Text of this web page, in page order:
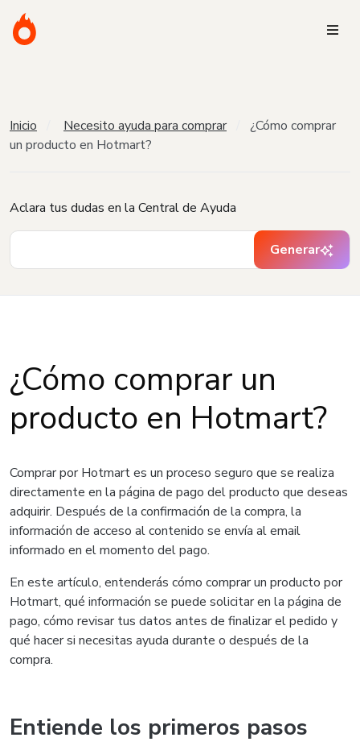
Inicio Necesito ayuda para comprar
¿Cómo comprar
un producto en Hotmart?
Aclara tus dudas en la Central de Ayuda
Generar
¿Cómo comprar un
producto en Hotmart?
Comprar por Hotmart es un proceso seguro que se realiza
directamente en la página de pago del producto que deseas
adquirir. Después de la confirmación de la compra, la
información de acceso al contenido se envía al email
informado en el momento del pago.
En este artículo, entenderás cómo comprar un producto por
Hotmart, qué información se puede solicitar en la página de
pago, cómo revisar tus datos antes de finalizar el pedido y
qué hacer si necesitas ayuda durante o después de la
compra.
Entiende los primeros pasos